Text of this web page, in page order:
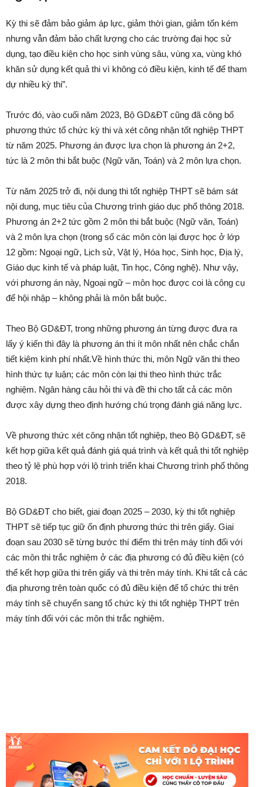
Kỳ thi sẽ đảm bảo giảm áp lực, giảm thời gian, giảm tốn kém
nhưng vẫn đảm bảo chất lượng cho các trường đại học sử
dụng, tạo điều kiện cho học sinh vùng sâu, vùng xa, vùng khó
khăn sử dụng kết quả thi vì không có điều kiện, kinh tế để tham
dự nhiều kỳ thi”.
Trước đó, vào cuối năm 2023, Bộ GD&ĐT cũng đã công bố
phương thức tổ chức kỳ thi và xét công nhận tốt nghiệp THPT
từ năm 2025. Phương án được lựa chọn là phương án 2+2,
tức là 2 môn thi bắt buộc (Ngữ văn, Toán) và 2 môn lựa chọn.
Từ năm 2025 trở đi, nội dung thi tốt nghiệp THPT sẽ bám sát
nội dung, mục tiêu của Chương trình giáo dục phổ thông 2018.
Phương án 2+2 tức gồm 2 môn thi bắt buộc (Ngữ văn, Toán)
và 2 môn lựa chọn (trong số các môn còn lại được học ở lớp
12 gồm: Ngoại ngữ, Lịch sử, Vật lý, Hóa học, Sinh học, Địa lý,
Giáo dục kinh tế và pháp luật, Tin học, Công nghệ). Như vậy,
với phương án này, Ngoại ngữ – môn học được coi là công cụ
để hội nhập – không phải là môn bắt buộc.
Theo Bộ GD&ĐT, trong những phương án từng được đưa ra
lấy ý kiến thì đây là phương án thi ít môn nhất nên chắc chắn
tiết kiệm kinh phí nhất.Về hình thức thi, môn Ngữ văn thi theo
hình thức tự luận; các môn còn lại thi theo hình thức trắc
nghiệm. Ngân hàng câu hỏi thi và đề thi cho tất cả các môn
được xây dựng theo định hướng chú trọng đánh giá năng lực.
Về phương thức xét công nhận tốt nghiệp, theo Bộ GD&ĐT, sẽ
kết hợp giữa kết quả đánh giá quá trình và kết quả thi tốt nghiệp
theo tỷ lệ phù hợp với lộ trình triển khai Chương trình phổ thông
2018.
Bộ GD&ĐT cho biết, giai đoạn 2025 – 2030, kỳ thi tốt nghiệp
THPT sẽ tiếp tục giữ ổn định phương thức thi trên giấy. Giai
đoạn sau 2030 sẽ từng bước thí điểm thi trên máy tính đối với
các môn thi trắc nghiệm ở các địa phương có đủ điều kiện (có
thể kết hợp giữa thi trên giấy và thi trên máy tính. Khi tất cả các
địa phương trên toàn quốc có đủ điều kiện để tổ chức thi trên
máy tính sẽ chuyển sang tổ chức kỳ thi tốt nghiệp THPT trên
máy tính đối với các môn thi trắc nghiệm.